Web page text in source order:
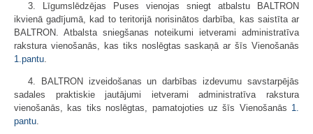
3. Līgumslēdzējas Puses vienojas sniegt atbalstu BALTRON
ikvienā gadījumā, kad to teritorijā norisinātos darbība, kas saistīta ar
BALTRON. Atbalsta sniegšanas noteikumi ietverami administratīva
rakstura vienošanās, kas tiks noslēgtas saskaņā ar šīs Vienošanās
1.pantu.
4. BALTRON izveidošanas un darbības izdevumu savstarpējās
sadales praktiskie jautājumi ietverami administratīva rakstura
vienošanās, kas tiks noslēgtas, pamatojoties uz šīs Vienošanās 1.
pantu.